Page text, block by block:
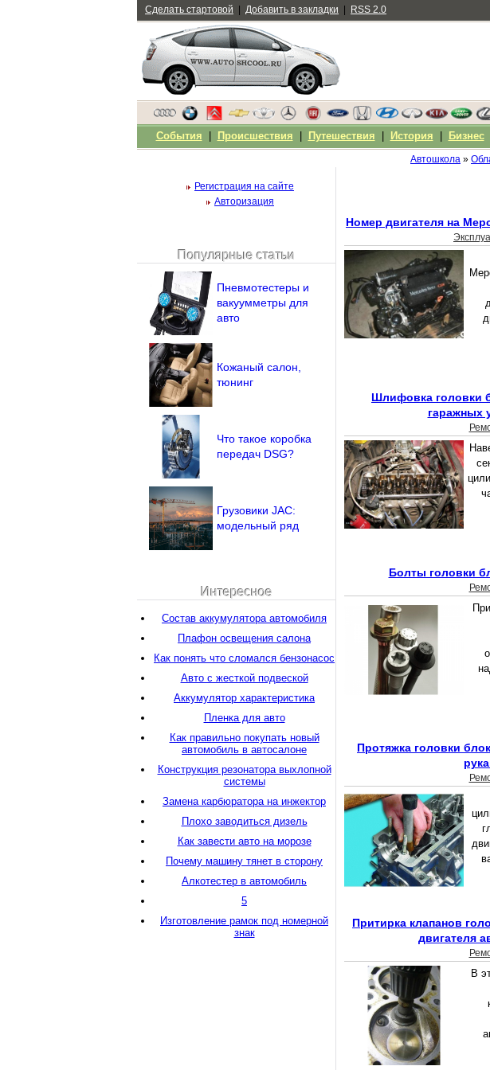
Автошкола »
Номер двигателя на
Шлифовка головки
гаражных
Болты головки
Протяжка головки
Притирка клапанов
двигателя
В
Регистрация на сайте
Авторизация
Напомнить пароль?
Популярные статьи
Пневмотестеры и
вакуумметры для
авто
Кожаный салон,
тюнинг
Что такое коробка
передач DSG?
Грузовики JAC:
модельный ряд
Интересное
Состав аккумулятора автомобиля
Плафон освещения салона
Как понять что сломался бензонасос
Авто с жесткой подвеской
Аккумулятор характеристика
Пленка для авто
Как правильно покупать новый
автомобиль в автосалоне
Конструкция резонатора выхлопной
системы
Замена карбюратора на инжектор
Плохо заводиться дизель
Как завести авто на морозе
Почему машину тянет в сторону
Алкотестер в автомобиль
5
Изготовление рамок под номерной
знак
Сделать стартовой Добавить в закладки RSS 2.0
События Происшествия Путешествия История Бизнес